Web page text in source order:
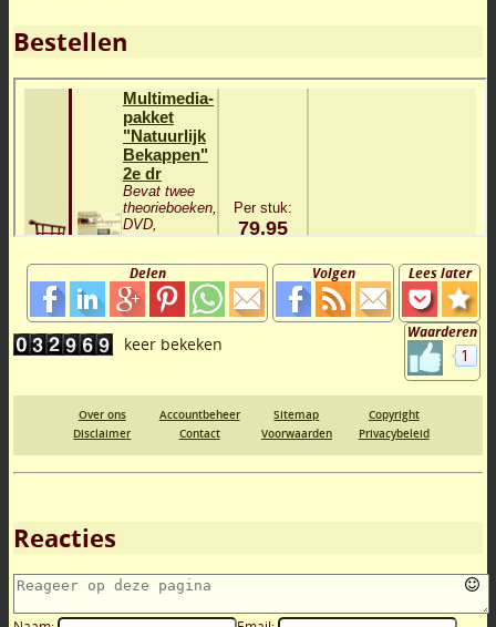
Bestellen
Lees later
Volgen
Delen
Waarderen
1
Over ons Accountbeheer Sitemap
Copyright
Disclaimer
Contact Voorwaarden Privacybeleid
Reacties